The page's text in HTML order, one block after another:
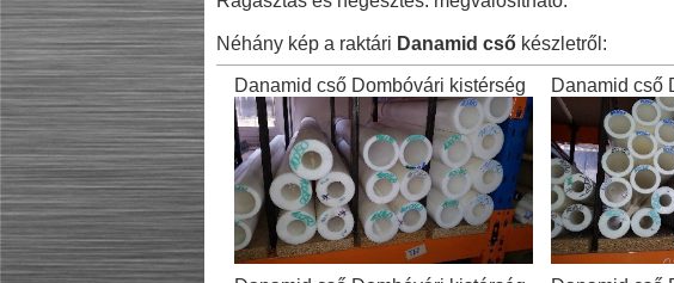
Néhány kép a raktári Danamid cső készletről:
Danamid cső Dombóvári kistérség Danamid cső